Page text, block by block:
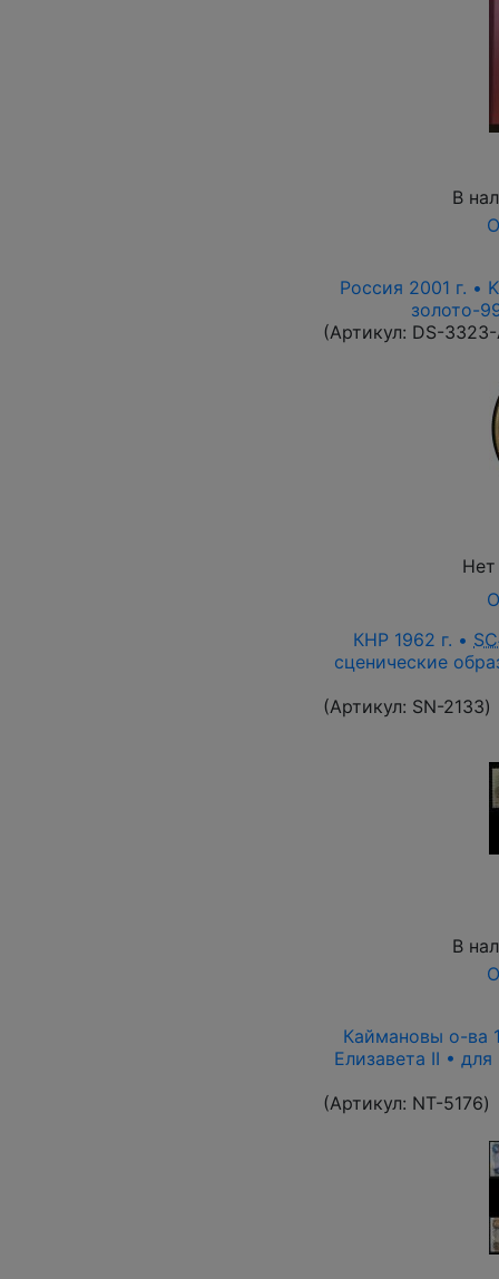
В
Россия 2001 г. •
золото-
(Артикул: DS-
КНР 1962 г. •
сценические
(Артикул: SN-2133)
В
Каймановы о-ва
Елизавета II •
(Артикул: NT-5176)